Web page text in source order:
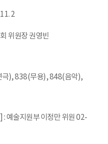
2
위원장 권영빈
), 838(무용), 848(음악),
예술지원부 이정만 위원 02-